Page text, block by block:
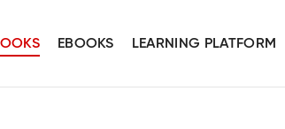
EBOOKS LEARNING PLATFORM